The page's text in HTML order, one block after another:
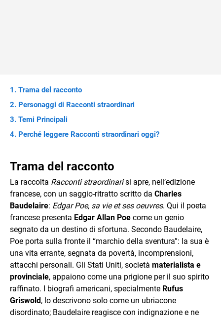
Trama del racconto
Personaggi di Racconti straordinari
Temi Principali
Perché leggere Racconti straordinari oggi?
Trama del racconto
La raccolta Racconti straordinarisi apre, nell’edizione
francese, con un saggio‑ritratto scritto da Charles
Baudelaire: Edgar Poe, sa vie et ses oeuvres. Qui il poeta
francese presenta Edgar Allan Poe come un genio
segnato da un destino di sfortuna. Secondo Baudelaire,
Poe porta sulla fronte il “marchio della sventura”: la sua è
una vita errante, segnata da povertà, incomprensioni,
attacchi personali. Gli Stati Uniti, società materialista e
provinciale, appaiono come una prigione per il suo spirito
raffinato. I biografi americani, specialmente Rufus
Griswold, lo descrivono solo come un ubriacone
disordinato; Baudelaire reagisce con indignazione e ne